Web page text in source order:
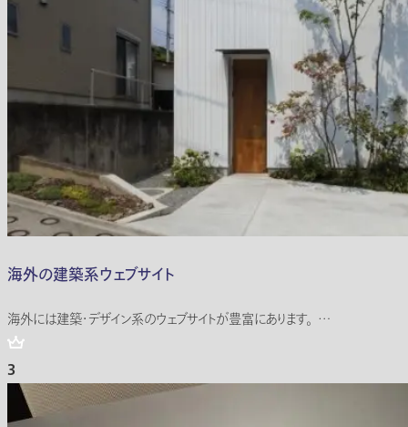
海外の建築系ウェブサイト
海外には建築・デザイン系のウェブサイトが豊富にあります。 …
3